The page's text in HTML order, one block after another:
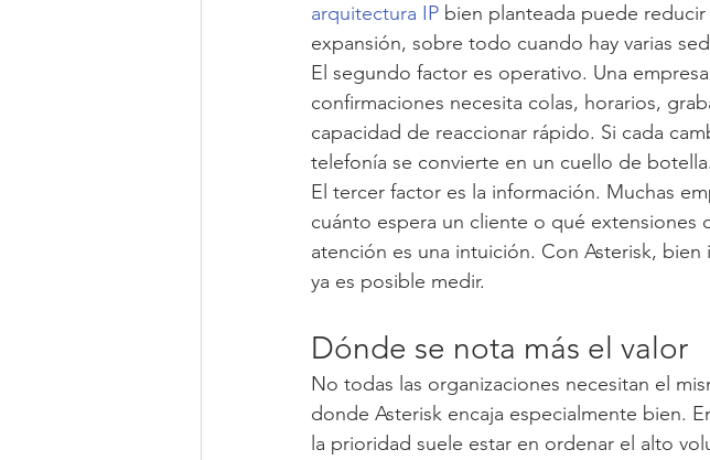
arquitectura IP bien planteada puede
expansión, sobre todo cuando hay varias
El segundo factor es operativo. Una
confirmaciones necesita colas, horarios,
capacidad de reaccionar rápido. Si cada
telefonía se convierte en un cuello de botella.
El tercer factor es la información. Muchas
cuánto espera un cliente o qué extensiones
atención es una intuición. Con Asterisk,
ya es posible medir.
Dónde se nota más el valor
No todas las organizaciones necesitan el
donde Asterisk encaja especialmente bien.
la prioridad suele estar en ordenar el alto